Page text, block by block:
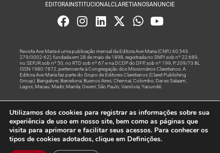
EDITORA INSTITUCIONALCLARETIANOSANUNCIE
Revista Ave Maria é uma publicação mensal da Editora Ave-Maria (CNPJ 60.543.
279/0002-62), fundada em 28 de maio de 1898, registrada no SNPI sob nº 22.689,
no SEPJR sob nº 50, no RTD sob nº 67 e na DCDP do DFP, sob nº 199, P. 209/73 BL
ISSN 1980-7872, pertencente à Congregação dos Missionários Claretianos. A
Editora Ave-Maria faz parte do Grupo de Editores Claretianos (Claret Publishing
Group). Bangalore; Barcelona; Buenos Aires; Chennai; Colombo; Dar es Salaam;
Lagos; Macau; Madri; Manila; Owerri; São Paulo; Varsóvia; Yaoundé.
Rede
© Todos os Direitos Reservados
Utilizamos dos cookies para registrar as informações sobre sua
experiência de uso em nosso site, bem como as páginas que
visita para aprimorar e facilitar seus acessos. Para conhecer os
tipos de cookies adotados, clique em Definições.